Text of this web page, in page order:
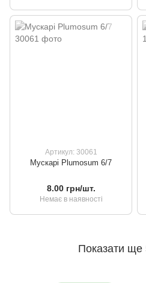
Артикул: 30061
Мускарі Plumosum 6/7
8.00 грн/шт.
Немає в наявності
Показати ще